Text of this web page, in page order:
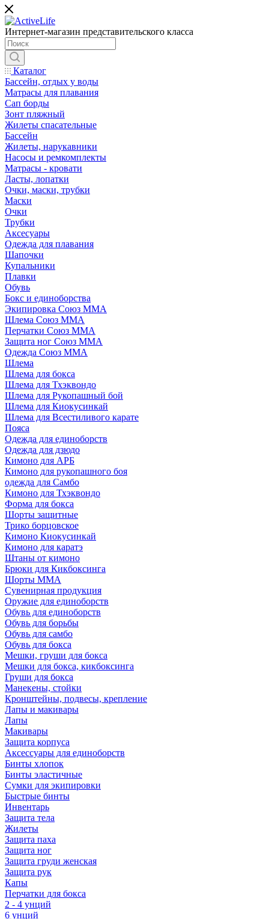
Интернет-магазин представительского класса
Каталог
Бассейн, отдых у воды
Матрасы для плавания
Сап борды
Зонт пляжный
Жилеты спасательные
Бассейн
Жилеты, нарукавники
Насосы и ремкомплекты
Матрасы - кровати
Ласты, лопатки
Очки, маски, трубки
Маски
Очки
Трубки
Аксесуары
Одежда для плавания
Шапочки
Купальники
Плавки
Обувь
Бокс и единоборства
Экипировка Союз ММА
Шлема Союз ММА
Перчатки Союз ММА
Защита ног Союз ММА
Одежда Союз ММА
Шлема
Шлема для бокса
Шлема для Тхэквондо
Шлема для Рукопашный бой
Шлема для Киокусинкай
Шлема для Всестиливого карате
Пояса
Одежда для единоборств
Одежда для дзюдо
Кимоно для АРБ
Кимоно для рукопашного боя
одежда для Самбо
Кимоно для Тхэквондо
Форма для бокса
Шорты защитные
Трико борцовское
Кимоно Киокусинкай
Кимоно для каратэ
Штаны от кимоно
Брюки для Кикбоксинга
Шорты ММА
Сувенирная продукция
Оружие для единоборств
Обувь для единоборств
Обувь для борьбы
Обувь для самбо
Обувь для бокса
Мешки, груши для бокса
Мешки для бокса, кикбоксинга
Груши для бокса
Манекены, стойки
Кронштейны, подвесы, крепление
Лапы и макивары
Лапы
Макивары
Защита корпуса
Аксессуары для единоборств
Бинты хлопок
Бинты эластичные
Сумки для экипировки
Быстрые бинты
Инвентарь
Защита тела
Жилеты
Защита паха
Защита ног
Защита груди женская
Защита рук
Капы
Перчатки для бокса
2 - 4 унций
6 унций